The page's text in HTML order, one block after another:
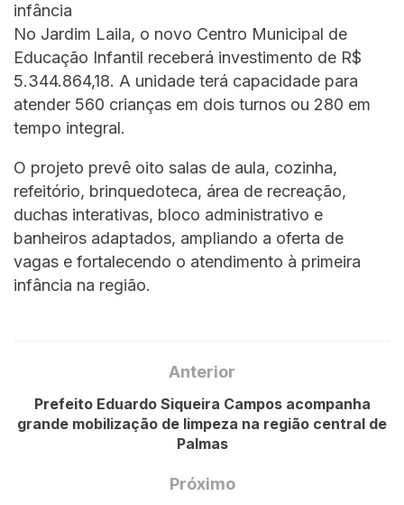
infância
No Jardim Laila, o novo Centro Municipal de
Educação Infantil receberá investimento de R$
5.344.864,18. A unidade terá capacidade para
atender 560 crianças em dois turnos ou 280 em
tempo integral.
O projeto prevê oito salas de aula, cozinha,
refeitório, brinquedoteca, área de recreação,
duchas interativas, bloco administrativo e
banheiros adaptados, ampliando a oferta de
vagas e fortalecendo o atendimento à primeira
infância na região.
Anterior
Prefeito Eduardo Siqueira Campos acompanha
grande mobilização de limpeza na região central de
Palmas
Próximo